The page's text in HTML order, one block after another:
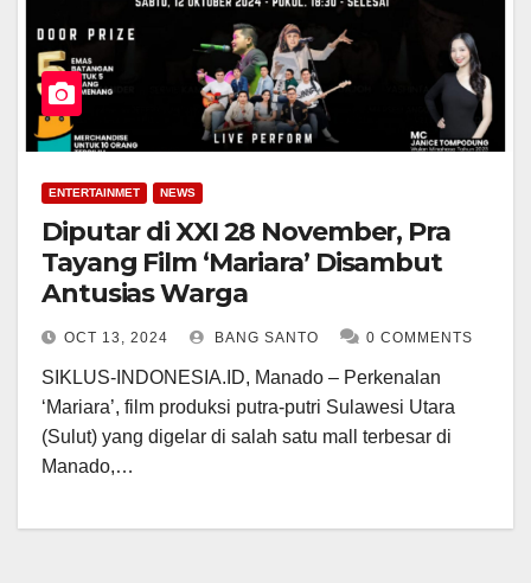
ENTERTAINMET NEWS
Diputar di XXI 28 November, Pra
Tayang Film ‘Mariara’ Disambut
Antusias Warga
OCT 13, 2024 BANG SANTO 0 COMMENTS
SIKLUS-INDONESIA.ID, Manado – Perkenalan
‘Mariara’, film produksi putra-putri Sulawesi Utara
(Sulut) yang digelar di salah satu mall terbesar di
Manado,…